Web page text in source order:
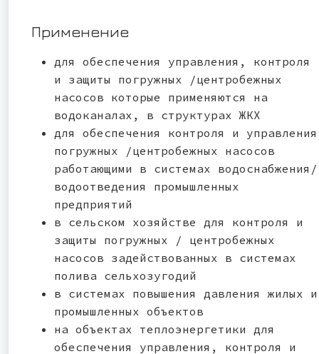
Применение
для обеспечения управления, контроля
и защиты погружных /центробежных
насосов которые применяются на
водоканалах, в структурах ЖКХ
для обеспечения контроля и управления
погружных /центробежных насосов
работающими в системах водоснабжения/
водоотведения промышленных
предприятий
в сельском хозяйстве для контроля и
защиты погружных / центробежных
насосов задействованных в системах
полива сельхозугодий
в системах повышения давления жилых и
промышленных объектов
на объектах теплоэнергетики для
обеспечения управления, контроля и